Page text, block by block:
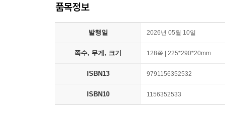
품목정보
발행일 2026년 05월 10일
쪽수, 무게, 크기 128쪽 | 225*290*20mm
ISBN13 9791156352532
ISBN10 1156352533